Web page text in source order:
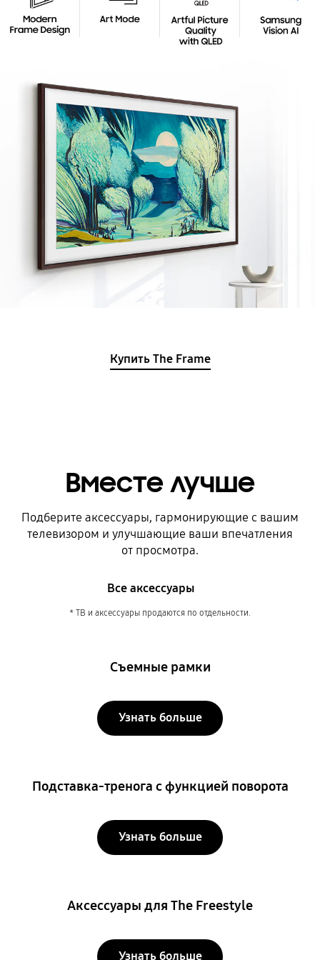
Купить The Frame
Вместе лучше
Подберите аксессуары, гармонирующие с вашим
телевизором и улучшающие ваши впечатления
от просмотра.
Все аксессуары
* ТВ и аксессуары продаются по отдельности.
Съемные рамки
Узнать больше
Подставка-тренога с функцией поворота
Узнать больше
Аксессуары для The Freestyle
Узнать больше